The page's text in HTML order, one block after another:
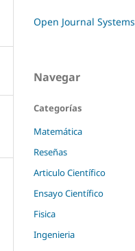
Open Journal Systems
Navegar
Categorías
Matemática
Reseñas
Articulo Científico
Ensayo Científico
Fisica
Ingenieria